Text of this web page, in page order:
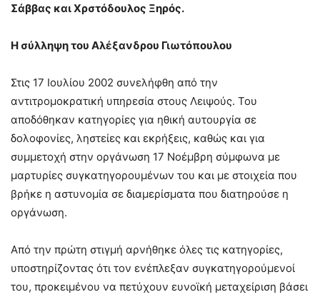
Σάββας και Χρστόδουλος Ξηρός.
Η σύλληψη του Αλέξανδρου Γιωτόπουλου
Στις 17 Ιουλίου 2002 συνελήφθη από την
αντιτρομοκρατική υπηρεσία στους Λειψούς. Του
αποδόθηκαν κατηγορίες για ηθική αυτουργία σε
δολοφονίες, ληστείες και εκρήξεις, καθώς και για
συμμετοχή στην οργάνωση 17 Νοέμβρη σύμφωνα με
μαρτυρίες συγκατηγορουμένων του και με στοιχεία που
βρήκε η αστυνομία σε διαμερίσματα που διατηρούσε η
οργάνωση.
Από την πρώτη στιγμή αρνήθηκε όλες τις κατηγορίες,
υποστηρίζοντας ότι τον ενέπλεξαν συγκατηγορούμενοί
του, προκειμένου να πετύχουν ευνοϊκή μεταχείριση βάσει